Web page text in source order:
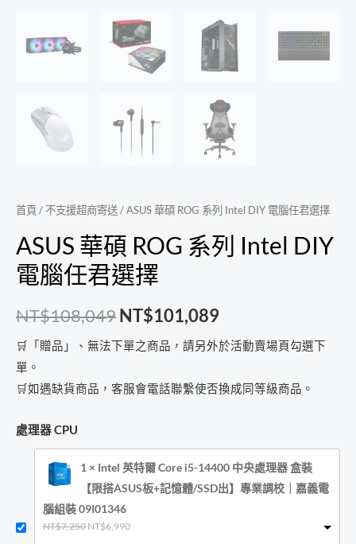
首頁/ 不支援超商寄送/ ASUS 華碩 ROG 系列 Intel DIY 電腦任君選擇
ASUS 華碩 ROG 系列 Intel DIY
電腦任君選擇
NT$108,049NT$101,089
🛒「贈品」、無法下單之商品，請另外於活動賣場頁勾選下
單。
🛒如遇缺貨商品，客服會電話聯繫使否換成同等級商品。
處理器 CPU
1 × Intel 英特爾 Core i5-14400 中央處理器 盒裝
【限搭ASUS板+記憶體/SSD出】專業調校｜嘉義電
腦組裝 09I01346
NT$7,250 原
NT$6,990目